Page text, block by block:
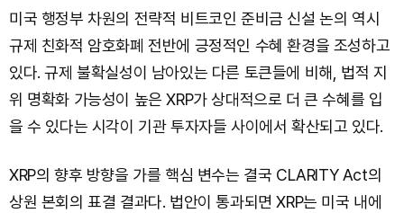
미국 행정부 차원의 전략적 비트코인 준비금 신설 논의 역시
규제 친화적 암호화폐 전반에 긍정적인 수혜 환경을 조성하고
있다. 규제 불확실성이 남아있는 다른 토큰들에 비해, 법적 지
위 명확화 가능성이 높은 XRP가 상대적으로 더 큰 수혜를 입
을 수 있다는 시각이 기관 투자자들 사이에서 확산되고 있다.
XRP의 향후 방향을 가를 핵심 변수는 결국 CLARITY Act의
상원 본회의 표결 결과다. 법안이 통과되면 XRP는 미국 내에